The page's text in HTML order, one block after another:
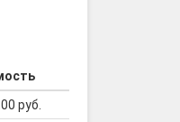
руб.